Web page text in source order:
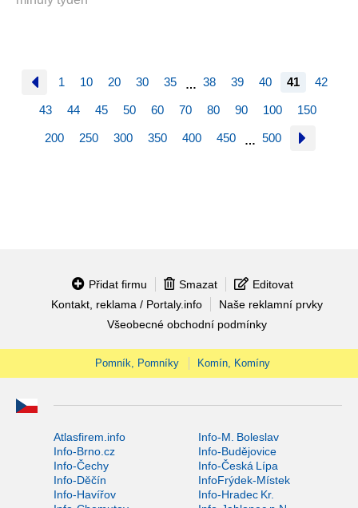
1 10 20 30 35 … 38 39 40 41 42
43 44 45 50 60 70 80 90 100 150
200 250 300 350 400 450 … 500
Přidat firmu Smazat
Editovat
Kontakt, reklama / Portaly.info
Naše reklamní prvky
Všeobecné obchodní podmínky
Pomník, Pomníky Komín, Komíny
Atlasfirem.info
Info-M. Boleslav
Info-Brno.cz
Info-Budějovice
Info-Čechy
Info-Česká Lípa
Info-Děčín
InfoFrýdek-Místek
Info-Havířov
Info-Hradec Kr.